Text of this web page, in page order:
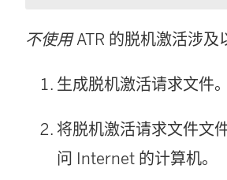
不使用ATR 的脱机激活涉及
生成脱机激活请求文件。
将脱机激活请求文件文
问 Internet 的计算机。